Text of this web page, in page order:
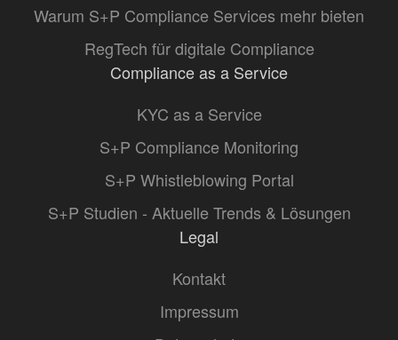
Warum S+P Compliance Services mehr bieten
RegTech für digitale Compliance
Compliance as a Service
KYC as a Service
S+P Compliance Monitoring
S+P Whistleblowing Portal
S+P Studien - Aktuelle Trends & Lösungen
Legal
Kontakt
Impressum